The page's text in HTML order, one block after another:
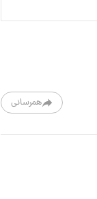
همرسانی